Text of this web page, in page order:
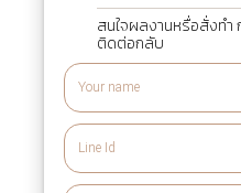
สนใจผลงานหรื่อสั่งทำ
ติดต่อกลับ